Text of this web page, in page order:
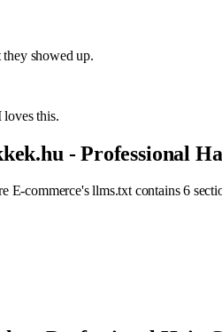
showed up.
this.
- Professional
E-commerce's llms.txt contains 6